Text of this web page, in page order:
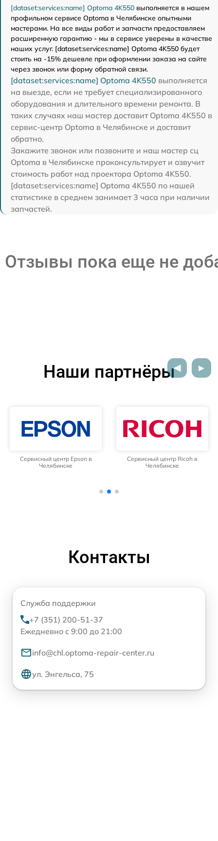
[dataset:services:name] Optoma 4K550 выполняется в нашем
профильном сервисе Optoma в Челябинске опытными
мастерами. На все виды работ и запчасти предоставляем
расширенную гарантию - мы в сервисе уверены в качестве
наших услуг. [dataset:services:name] Optoma 4K550 будет
стоить на -15% дешевле при оформлении заказа на сайте
через звонок или форму обратной связи.
[dataset:services:name] Optoma 4K550 выполняется
на выезде, если не требует специализированного
оборудования и длительного времени ремонта. В
таких случаях наш мастер доставит Optoma 4K550 в
сервис-центр Optoma в Челябинске и доставит
обратно.
Закажите звонок или позвоните и наш мастер сц
Optoma в Челябинске проконсультирует и озвучит
стоимость работ над проектора Optoma 4K550.
[dataset:services:name] Optoma 4K550 по нашей
статистике в среднем занимает 3 часа при наличии
запчастей.
Отзывы пока еще не
Наши партнёры
Сервисный центр Epson в
Челябинске
Сервисный центр Ricoh в
Челябинске
Контакты
Служба поддержки
+7 (351) 200-51-37
Ежедневно с 9:00 до 21:00
info@chl.optoma-repair-center.ru
ул. Энгельса, 75